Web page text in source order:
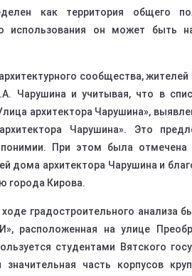
как территория общего
использования он может быть
сообщества, жителей
Чарушина и учитывая, что в
архитектора Чарушина»,
Чарушина». Это
При этом была отмечена
дома архитектора Чарушина и
города Кирова.
градостроительного анализа
расположенная на улице
студентами Вятского
часть корпусов